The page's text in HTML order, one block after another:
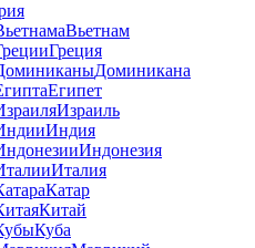
Вьетнам
Греция
Доминикана
Египет
Израиль
Индия
Индонезия
Италия
Катар
Китай
Куба